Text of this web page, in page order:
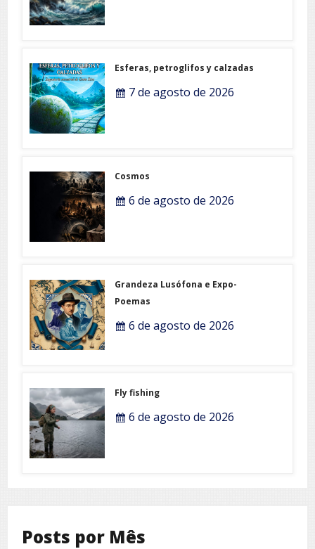
Esferas, petroglifos y calzadas
7 de agosto de 2026
Cosmos
6 de agosto de 2026
Grandeza Lusófona e Expo-
Poemas
6 de agosto de 2026
Fly fishing
6 de agosto de 2026
Posts por Mês